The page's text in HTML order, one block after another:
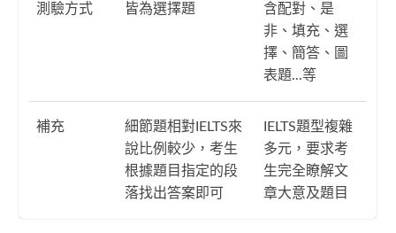
測驗方式 皆為選擇題
含配對、是
非、填充、選
擇、簡答、圖
表題...等
補充
細節題相對IELTS來
說比例較少，考生
根據題目指定的段
落找出答案即可
IELTS題型複雜
多元，要求考
生完全瞭解文
章大意及題目